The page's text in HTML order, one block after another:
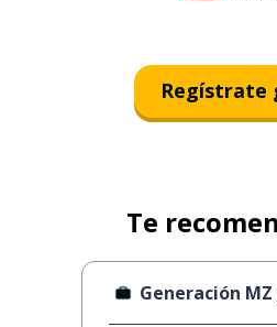
Regístrate
Te
Generación